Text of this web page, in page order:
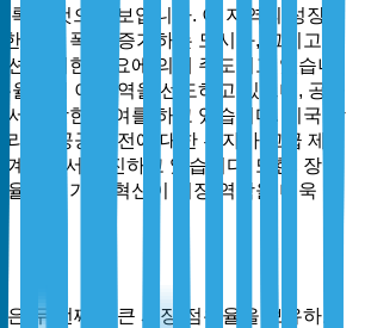
록할 것으로 보입니다. 이 지역의 성장은
겨울 폭풍, 증가하는 도시화, 그리고 효
션에 대한 수요에 의해 주도되고 있습니
율에서 이 지역을 선도하고 있으며, 공공
서 상당한 기여를 하고 있습니다. 미국 상
라 및 공공 안전에 대한 투자가 고급 제설
계속해서 촉진하고 있습니다. 또한, 장비
율성의 기술 혁신이 시장 역학을 더욱 향
은 두 번째로 큰 시장 점유율을 보유하고